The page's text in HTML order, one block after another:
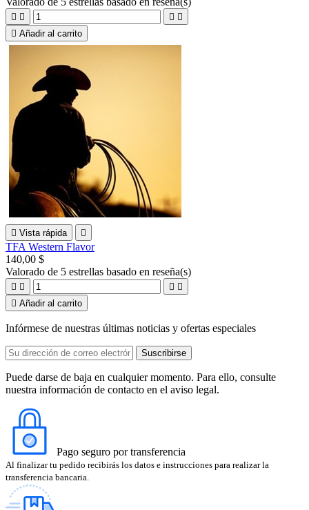
   
 Añadir al carrito
 Vista rápida 
TFA Western Flavor
140,00 $
Valorado de 5 estrellas basado en reseña(s)
   
 Añadir al carrito
Infórmese de nuestras últimas noticias y ofertas especiales
Puede darse de baja en cualquier momento. Para ello, consulte
nuestra información de contacto en el aviso legal.
Pago seguro por transferencia
Al finalizar tu pedido recibirás los datos e instrucciones para realizar la
transferencia bancaria.